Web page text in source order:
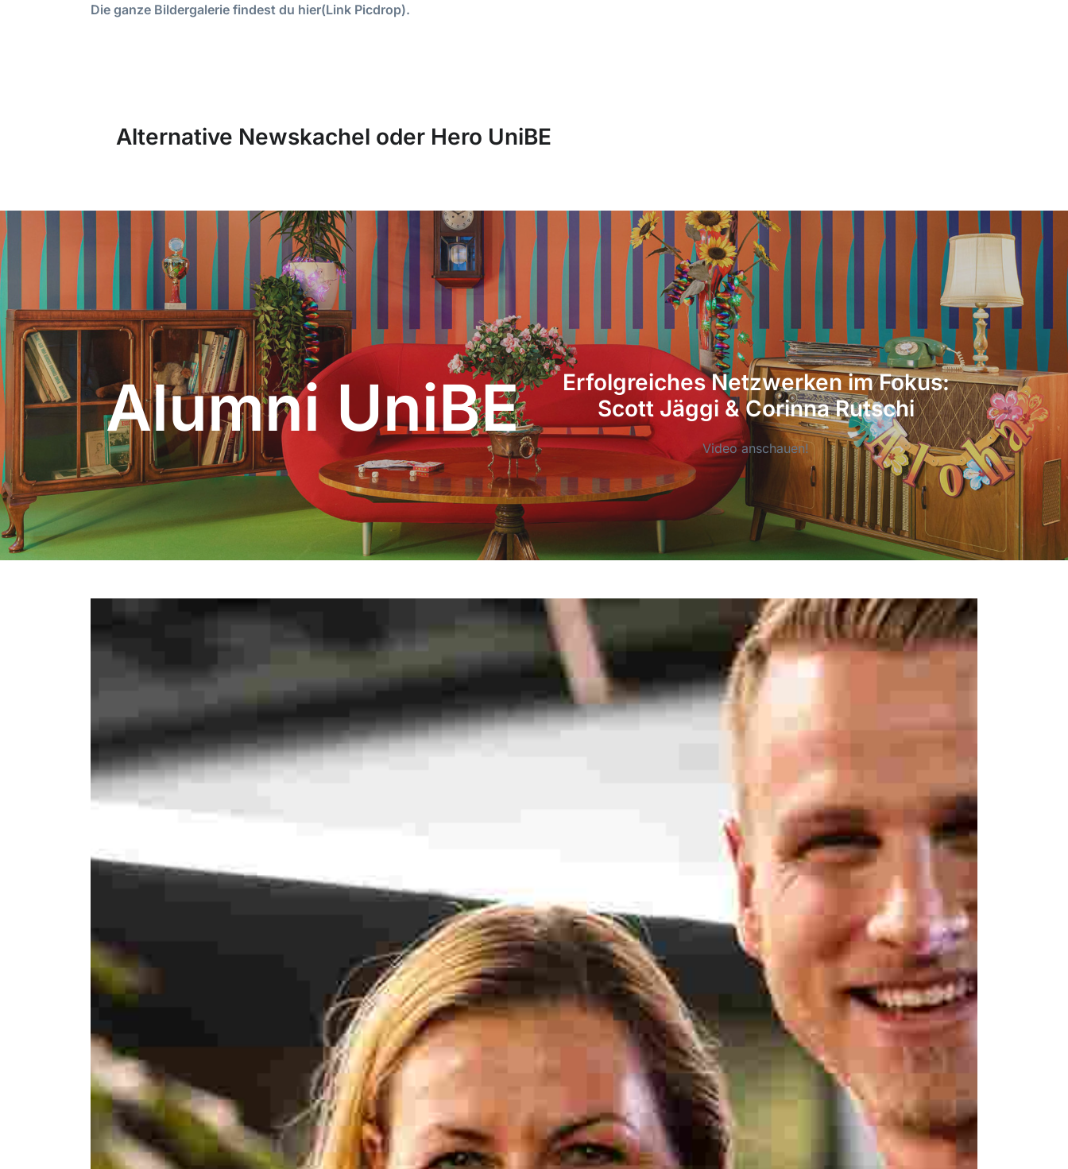
Die ganze Bildergalerie findest du hier(Link Picdrop).
Alternative Newskachel oder Hero UniBE
Alumni UniBE
Erfolgreiches Netzwerken im Fokus:
Scott Jäggi & Corinna Rutschi
Video anschauen!